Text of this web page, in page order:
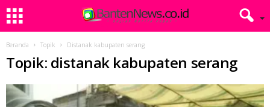
Beranda Topik Distanak kabupaten serang
Topik: distanak kabupaten serang